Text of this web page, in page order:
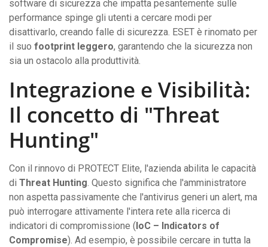
software di sicurezza che impatta pesantemente sulle
performance spinge gli utenti a cercare modi per
disattivarlo, creando falle di sicurezza. ESET è rinomato per
il suo footprint leggero, garantendo che la sicurezza non
sia un ostacolo alla produttività.
Integrazione e Visibilità:
Il concetto di "Threat
Hunting"
Con il rinnovo di PROTECT Elite, l'azienda abilita le capacità
di Threat Hunting. Questo significa che l'amministratore
non aspetta passivamente che l'antivirus generi un alert, ma
può interrogare attivamente l'intera rete alla ricerca di
indicatori di compromissione (IoC – Indicators of
Compromise). Ad esempio, è possibile cercare in tutta la